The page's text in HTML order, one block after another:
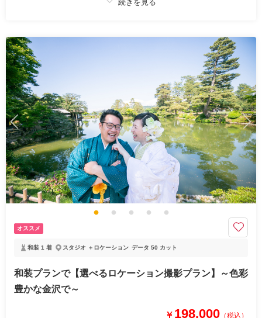
新郎衣装1着
着付け 小物一式
台紙付写真
衣装追加 挙式
家族と撮影 家族用衣装レンタル ペットと撮影
その他含むもの
プラン内での撮影可能なオールインプランです ▽無料セット▲専用スタジ
オ撮影/アクセサリー/ヘッドドレス//ロングベール/ブーケ&ブートニア/靴/
ワイシャツ/ネクタイ/カフス/アテンドスタッフ
ドレス＆タキシードとデータが付いた【スタンダードプラン】です♡
シンプルな【スタンダードプラン】で、ドレス＆タキシードの洋装となり
ます。
和装への変更は+33,000円で可能♪
このプランで撮影可能な撮影レポート
オススメ
和装 1 着 スタジオ ＋ロケーション データ 50 カット
和装プランで【選べるロケーション撮影プラン】～色彩
豊かな金沢で～
￥ 198,000 （税込）